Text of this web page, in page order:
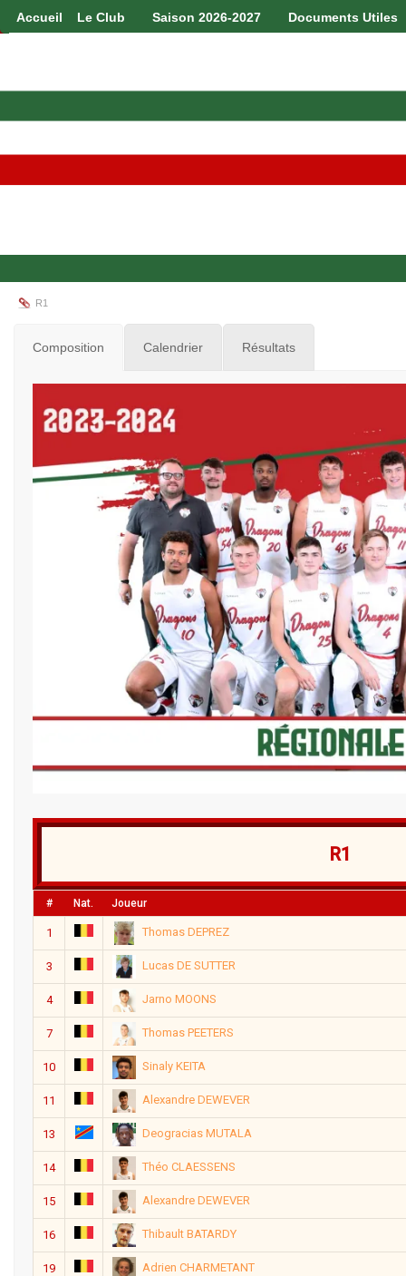
Accueil Le Club Saison 2026-2027 Documents Utiles
R1
Composition Calendrier Résultats
R1
# Nat. Joueur
1 Thomas DEPREZ
3 Lucas DE SUTTER
4 Jarno MOONS
7 Thomas PEETERS
10 Sinaly KEITA
11 Alexandre DEWEVER
13 Deogracias MUTALA
14 Théo CLAESSENS
15 Alexandre DEWEVER
16 Thibault BATARDY
19 Adrien CHARMETANT